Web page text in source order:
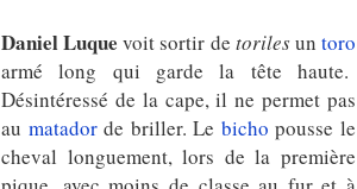
Daniel Luque voit sortir de torilesuntoro
armé long qui garde la tête haute.
Désintéressé de la cape, il ne permet pas
au matadorde briller. Le bicho pousse le
cheval longuement, lors de la première